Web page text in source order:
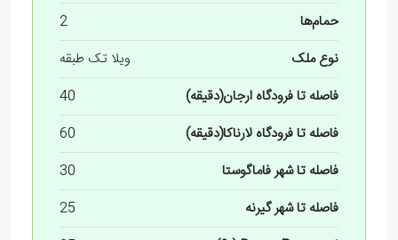
حمام‌ها
2
نوع ملک
ویلا تک طبقه
فاصله تا فرودگاه ارجان(دقیقه)
40
فاصله تا فرودگاه لارناکا(دقیقه)
60
فاصله تا شهر فاماگوستا
30
فاصله تا شهر گیرنه
25